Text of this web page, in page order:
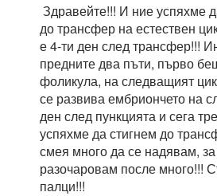
Здравейте!!! И ние успяхме
до трансфер на естествен
е 4-ти ден след трансфер!!!
предните два пъти, първо
фоликула, на следващият
се развива ембриончето на
ден след пункцията и сега
успяхме да стигнем до
смея много да се надявам,
разочаровам после много!!!
палци!!!